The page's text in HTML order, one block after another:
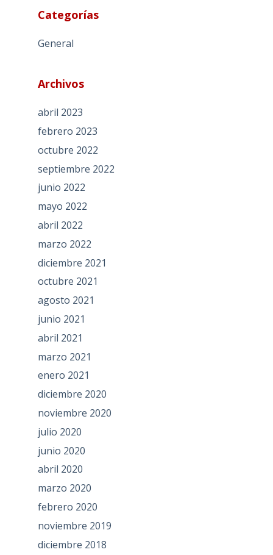
Categorías
General
Archivos
abril 2023
febrero 2023
octubre 2022
septiembre 2022
junio 2022
mayo 2022
abril 2022
marzo 2022
diciembre 2021
octubre 2021
agosto 2021
junio 2021
abril 2021
marzo 2021
enero 2021
diciembre 2020
noviembre 2020
julio 2020
junio 2020
abril 2020
marzo 2020
febrero 2020
noviembre 2019
diciembre 2018